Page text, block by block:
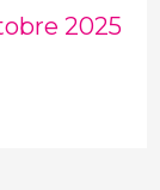
2025